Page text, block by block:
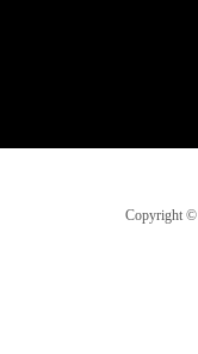
Copyright